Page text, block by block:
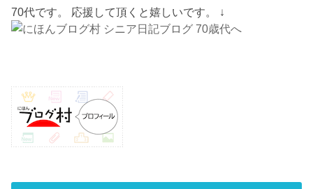
70代です。 応援して頂くと嬉しいです。 ↓